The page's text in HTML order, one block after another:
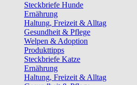
Steckbriefe Hunde
Ernährung
Haltung, Freizeit & Alltag
Gesundheit & Pflege
Welpen & Adoption
Produkttipps
Steckbriefe Katze
Ernährung
Haltung, Freizeit & Alltag